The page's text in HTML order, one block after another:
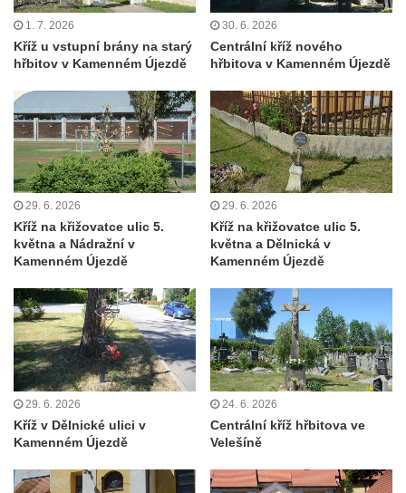
Kříž u kaple svatých Cyrila a Metoděje v
Kunraticích u Šluknova
Kříž na zahradě u domu ev. č. 11 v
Kříž naproti domu čp. 34 v Kunraticích u
Šluknova
Kříž u polní cesty mezi Šluknovem a
Knížecím
Školní kříž u polní cesty nad Lipovou ulicí v
Rychnově u Jablonce nad Nisou
Boží muka Anděl strážce v Kostelní ulici v
Rychnově u Jablonce nad Nisou
Centrální kříž bývalého hřbitova u kostela
svatého Václava v Rychnově u Jablonce
nad Nisou
Misijní kříž na kostele svatého Václava v
Kříž u domu čp. 23 v Pulečném
Kříž u rozcestí u domu čp. 53 v Maršovicích
1. 7. 2026
Kříž u vstupní brány na starý
hřbitov v Kamenném Újezdě
30. 6. 2026
Centrální kříž nového
hřbitova v Kamenném Újezdě
29. 6. 2026
Kříž na křižovatce ulic 5.
května a Nádražní v
Kamenném Újezdě
29. 6. 2026
Kříž na křižovatce ulic 5.
května a Dělnická v
Kamenném Újezdě
29. 6. 2026
Kříž v Dělnické ulici v
Kamenném Újezdě
24. 6. 2026
Centrální kříž hřbitova ve
Velešíně